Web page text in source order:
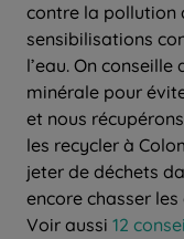
contre la pollution
sensibilisations
l’eau. On
minérale pour
et nous
les recycler à
jeter de déchets
encore chasser
Voir aussi 12